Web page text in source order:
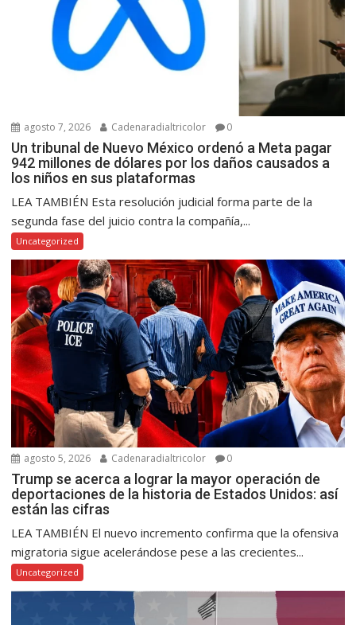
agosto 7, 2026 Cadenaradialtricolor 0
Un tribunal de Nuevo México ordenó a Meta pagar
942 millones de dólares por los daños causados a
los niños en sus plataformas
LEA TAMBIÉN Esta resolución judicial forma parte de la
segunda fase del juicio contra la compañía,...
Uncategorized
agosto 5, 2026 Cadenaradialtricolor 0
Trump se acerca a lograr la mayor operación de
deportaciones de la historia de Estados Unidos: así
están las cifras
LEA TAMBIÉN El nuevo incremento confirma que la ofensiva
migratoria sigue acelerándose pese a las crecientes...
Uncategorized